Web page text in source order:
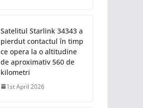
Satelitul Starlink 34343 a
pierdut contactul în timp
ce opera la o altitudine
de aproximativ 560 de
kilometri
1st April 2026